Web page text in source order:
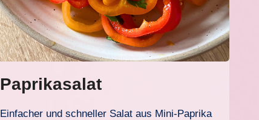
Paprikasalat
Einfacher und schneller Salat aus Mini-Paprika